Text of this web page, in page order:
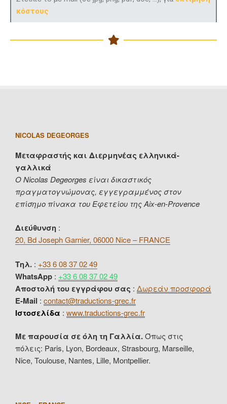
κόστους
NICOLAS DEGEORGES
Μεταφραστής και Διερμηνέας ελληνικά-
γαλλικά
Ο Nicolas Degeorges είναι δικαστικός
πραγματογνώμονας, εγγεγραμμένος στον
επίσημο πίνακα του Εφετείου της Aix-en-Provence
Διεύθυνση :
20, Bd Joseph Garnier, 06000 Nice – FRANCE
Τηλ. : +33 6 08 37 02 49
WhatsApp : +33 6 08 37 02 49
Αποστολή του εγγράφου σας : Δωρεάν προσφορά
E-Mail : contact@traductions-grec.fr
Ιστοσελίδα : www.traductions-grec.fr
Με παρουσία σε όλη τη Γαλλία.Όπως στις
πόλεις: Paris, Lyon, Bordeaux, Strasbourg, Marseille,
Nice, Toulouse, Nantes, Lille, Montpellier.